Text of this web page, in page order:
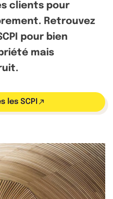
clients pour
Retrouvez
pour bien
mais
les SCPI